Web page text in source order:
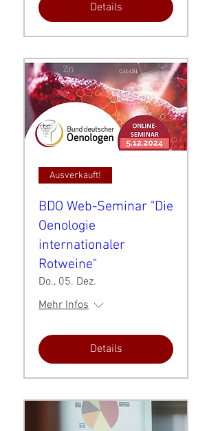
Details
Ausverkauft!
BDO Web-Seminar "Die
Oenologie
internationaler
Rotweine"
Do., 05. Dez.
Mehr Infos
Details